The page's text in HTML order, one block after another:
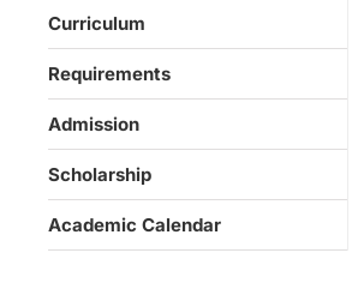
Curriculum
Requirements
Admission
Scholarship
Academic Calendar